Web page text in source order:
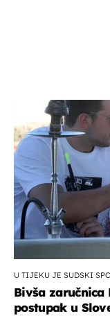
U TIJEKU JE SUDSKI
Bivša zaručnica
postupak u